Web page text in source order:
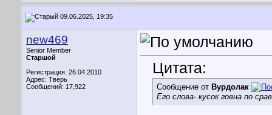
09.06.2025, 19:35
new469
Senior Member
Старшой
Регистрация: 26.04.2010
Адрес: Тверь
Сообщений: 17,922
Цитата:
Сообщение от Вурдолак
Его слова- кусок говна по